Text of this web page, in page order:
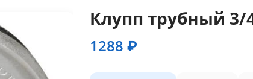
Клупп трубный 3/
1288 ₽